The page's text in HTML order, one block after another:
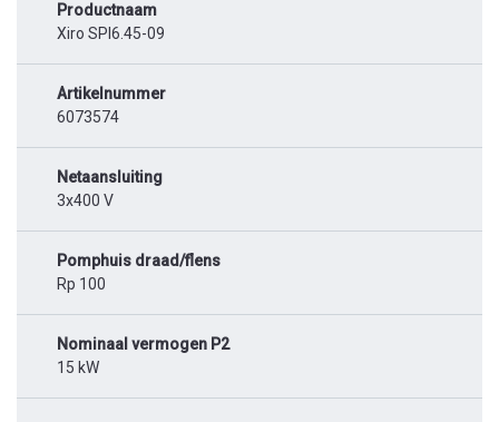
Productnaam
Xiro SPI6.45-09
Artikelnummer
6073574
Netaansluiting
3x400 V
Pomphuis draad/flens
Rp 100
Nominaal vermogen P2
15 kW